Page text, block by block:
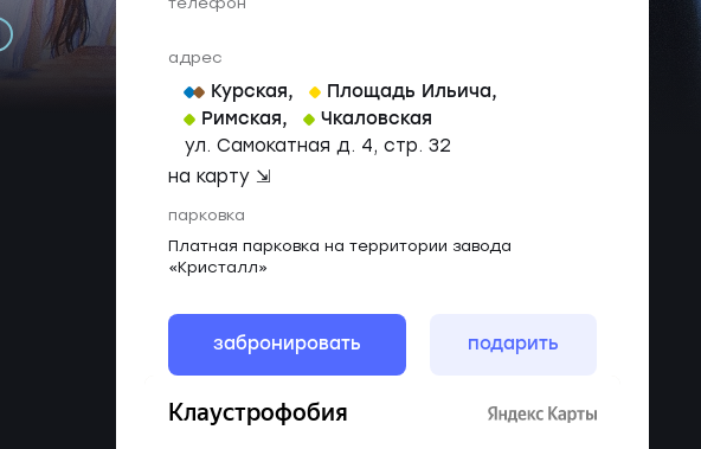
адрес
Курская, Площадь Ильича,
Римская, Чкаловская
ул. Самокатная д. 4, стр. 32
на карту ⇲
парковка
Платная парковка на территории завода
«Кристалл»
забронировать подарить